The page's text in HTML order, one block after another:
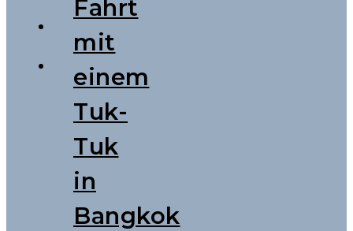
Fahrt
mit
einem
Tuk-
Tuk
in
Bangkok